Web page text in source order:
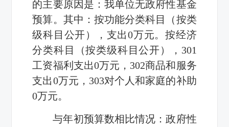
的主要原因是：我单位无政府性基金
预算。其中：按功能分类科目（按类
级科目公开），支出0万元。按经济
分类科目（按类级科目公开），301
工资福利支出0万元，302商品和服务
支出0万元，303对个人和家庭的补助
0万元。
与年初预算数相比情况：政府性